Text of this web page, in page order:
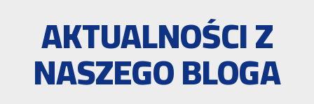
AKTUALNOŚCI Z
NASZEGO BLOGA